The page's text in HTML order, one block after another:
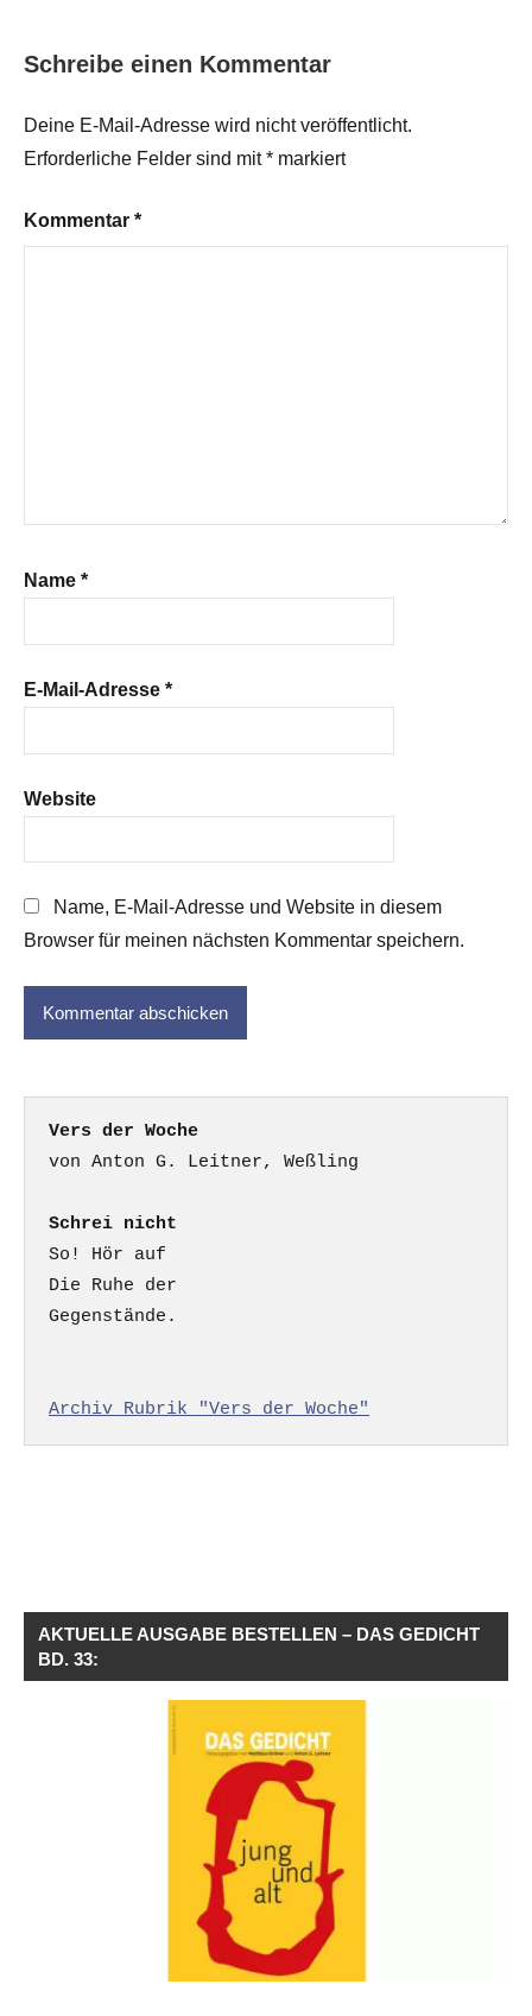
Schreibe einen Kommentar
Deine E-Mail-Adresse wird nicht veröffentlicht.
Erforderliche Felder sind mit* markiert
Kommentar *
Name *
E-Mail-Adresse *
Website
Name, E-Mail-Adresse und Website in diesem
Browser für meinen nächsten Kommentar speichern.
Vers der Woche
Schrei nicht
So! Hör auf
Die Ruhe der
Gegenstände.
Archiv Rubrik "Vers der Woche"
AKTUELLE AUSGABE BESTELLEN – DAS GEDICHT
BD. 33: